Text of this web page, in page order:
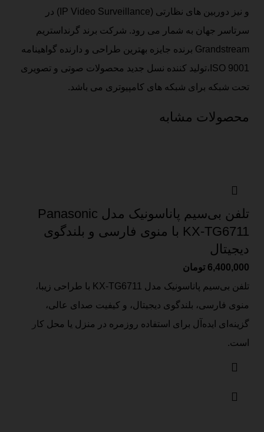
و نیز دوربین های نظارتی (IP Video Surveillance) در
سرتاسر جهان به شمار می رود. شرکت برند گرنداستریم
Grandstream برنده جایزه بهترین طراحی و دارنده گواهینامه
ISO 9001،تولید کننده نسل جدید محصولات صوتی و تصویری
تحت شبکه برای شبکه های کامپیوتری می باشد.
محصولات مشابه
تلفن بی‌سیم پاناسونیک مدل Panasonic
KX-TG6711 با منوی فارسی و بلندگوی
دیجیتال
6,400,000 تومان
تلفن بی‌سیم پاناسونیک مدل KX-TG6711 با طراحی زیبا،
منوی فارسی، بلندگوی دیجیتال، و کیفیت صدای عالی،
گزینه‌ای ایده‌آل برای استفاده روزمره در منزل یا محل کار
است.